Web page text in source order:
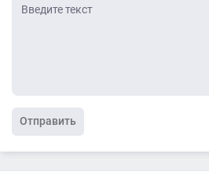
Отправить